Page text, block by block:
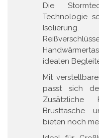
Die
Technologie
idealen
Mit
passt sich
Brusttasche
bieten noch